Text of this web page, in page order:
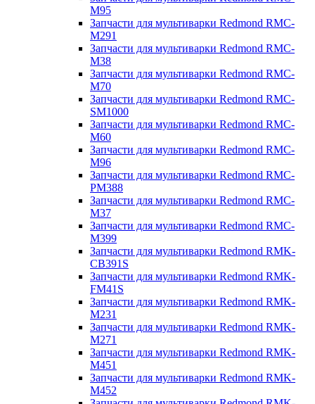
M95
Запчасти для мультиварки Redmond RMC-
M291
Запчасти для мультиварки Redmond RMC-
M38
Запчасти для мультиварки Redmond RMC-
M70
Запчасти для мультиварки Redmond RMC-
SM1000
Запчасти для мультиварки Redmond RMC-
M60
Запчасти для мультиварки Redmond RMC-
M96
Запчасти для мультиварки Redmond RMC-
PM388
Запчасти для мультиварки Redmond RMC-
M37
Запчасти для мультиварки Redmond RMC-
M399
Запчасти для мультиварки Redmond RMK-
CB391S
Запчасти для мультиварки Redmond RMK-
FM41S
Запчасти для мультиварки Redmond RMK-
M231
Запчасти для мультиварки Redmond RMK-
M271
Запчасти для мультиварки Redmond RMK-
M451
Запчасти для мультиварки Redmond RMK-
M452